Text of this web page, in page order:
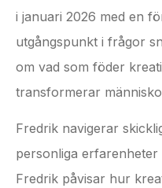
i januari 2026 med en
utgångspunkt i frågor
om vad som föder
transformerar
Fredrik navigerar
personliga
Fredrik påvisar hur